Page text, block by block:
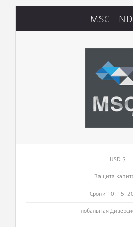
MSCI
USD $
Защита
Сроки 10, 15,
Глобальная